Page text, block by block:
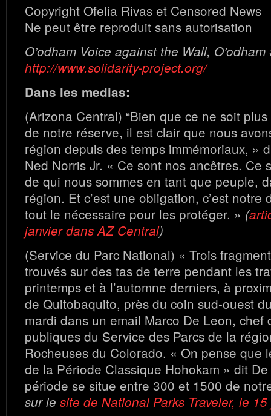
Copyright Ofelia Rivas et Censored News
Ne peut être reproduit sans autorisation
O’odham Voice against the Wall,
http://www.solidarity-project.org/
Dans les medias:
(Arizona Central) “Bien que ce ne soit
de notre réserve, il est clair que nous
région depuis des temps immémoriaux, »
Ned Norris Jr. « Ce sont nos ancêtres. Ce
de qui nous sommes en tant que peuple,
région. Et c’est une obligation, c’est notre
tout le nécessaire pour les protéger. » (
janvier dans AZ Central)
(Service du Parc National) « Trois
trouvés sur des tas de terre pendant les
printemps et à l’automne derniers, à
de Quitobaquito, près du coin sud-ouest
mardi dans un email Marco De Leon, chef
publiques du Service des Parcs de la
Rocheuses du Colorado. « On pense que
de la Période Classique Hohokam » dit
période se situe entre 300 et 1500 de
sur le site de National Parks Traveler, le